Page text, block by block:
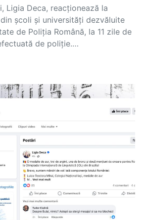
Ligia Deca, reacționează la
școli și universități dezvăluite
de Poliția Română, la 11 zile de
de poliție.…